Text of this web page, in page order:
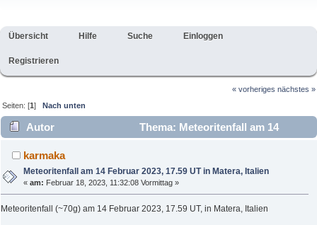
Übersicht Hilfe Suche Einloggen
Registrieren
« vorheriges nächstes »
Seiten: [1]Nach unten
Autor
Thema: Meteoritenfall am 14
Februar 2023, 17.59 UT in Matera, Italien (Gelesen 3110 mal)
karmaka
Meteoritenfall am 14 Februar 2023, 17.59 UT in Matera, Italien
«am: Februar 18, 2023, 11:32:08 Vormittag »
Meteoritenfall (~70g) am 14 Februar 2023, 17.59 UT, in Matera, Italien